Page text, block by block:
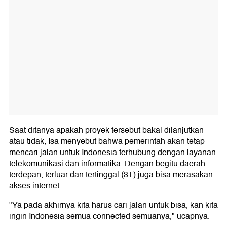
Saat ditanya apakah proyek tersebut bakal dilanjutkan
atau tidak, Isa menyebut bahwa pemerintah akan tetap
mencari jalan untuk Indonesia terhubung dengan layanan
telekomunikasi dan informatika. Dengan begitu daerah
terdepan, terluar dan tertinggal (3T) juga bisa merasakan
akses internet.
"Ya pada akhirnya kita harus cari jalan untuk bisa, kan kita
ingin Indonesia semua connected semuanya," ucapnya.